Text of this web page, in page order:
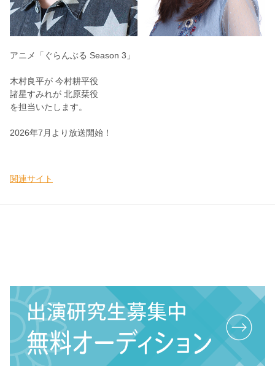
アニメ「 ぐらんぶる Season 3 」
木村良平が 今村耕平役
諸星すみれが 北原栞役
を担当いたします。
2026年7月より放送開始！
関連サイト